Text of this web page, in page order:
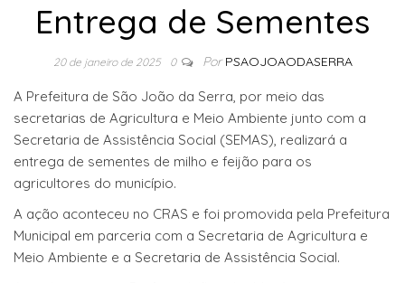
Entrega de Sementes
20 de janeiro de 2025 0 Por PSAOJOAODASERRA
A Prefeitura de São João da Serra, por meio das
secretarias de Agricultura e Meio Ambiente junto com a
Secretaria de Assistência Social (SEMAS), realizará a
entrega de sementes de milho e feijão para os
agricultores do município.
A ação aconteceu no CRAS e foi promovida pela Prefeitura
Municipal em parceria com a Secretaria de Agricultura e
Meio Ambiente e a Secretaria de Assistência Social.